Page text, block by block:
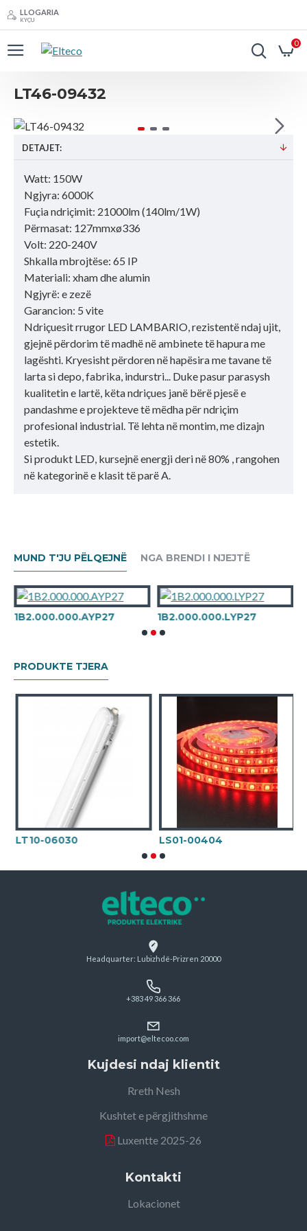
LLOGARIA
KYÇU
0
LT46-09432
DETAJET:
Watt: 150W
Ngjyra: 6000K
Fuçia ndriçimit: 21000lm (140lm/1W)
Përmasat: 127mmxø336
Volt: 220-240V
Shkalla mbrojtëse: 65 IP
Materiali: xham dhe alumin
Ngjyrë: e zezë
Garancion: 5 vite
Ndriçuesit rrugor LED LAMBARIO, rezistentë ndaj ujit,
gjejnë përdorim të madhë në ambinete të hapura me
lagështi. Kryesisht përdoren në hapësira me tavane të
larta si depo, fabrika, indurstri... Duke pasur parasysh
kualitetin e lartë, këta ndriçues janë bërë pjesë e
pandashme e projekteve të mëdha për ndriçim
profesional industrial. Të lehta në montim, me dizajn
estetik.
Si produkt LED, kursejnë energji deri në 80% , rangohen
në kategorinë e klasit të parë A.
MUND T'JU PËLQEJNË NGA BRENDI I NJEJTË
1B2.000.000.AYP27 1B2.000.000.LYP27
PRODUKTE TJERA
LT10-06030 LS01-00404
Headquarter: Lubizhdë-Prizren 20000
+383 49 366 366
import@eltecoo.com
Kujdesi ndaj klientit
Rreth Nesh
Kushtet e përgjithshme
Luxentte 2025-26
Kontakti
Lokacionet